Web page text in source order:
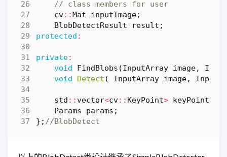
cv::Mat inputImage;
BlobDetectResult
result ;
protected :
private:
void
FindBlobs (InputArray image,
void
Detect ( InputArray image,
std ::vector<cv:: KeyPoint> keyPoints
Params
params ;
};